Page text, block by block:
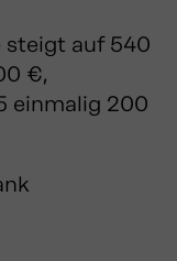
steigt auf 540
€,
einmalig 200